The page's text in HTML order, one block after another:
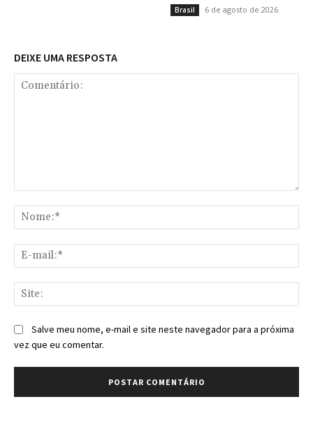
Brasil 6 de agosto de 2026
DEIXE UMA RESPOSTA
Salve meu nome, e-mail e site neste navegador para a próxima
vez que eu comentar.